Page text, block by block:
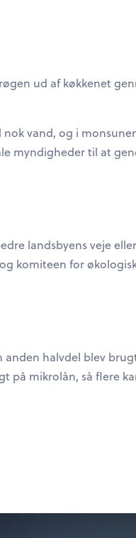
ud af køkkenet
vand, og i
myndigheder til at
landsbyens veje
komiteen for
halvdel blev
på mikrolån, så flere